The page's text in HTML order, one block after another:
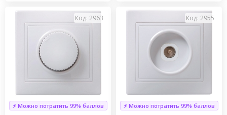
Код: 2963
⚡ Можно потратить 99% баллов
Код: 2955
⚡ Можно потратить 99% баллов